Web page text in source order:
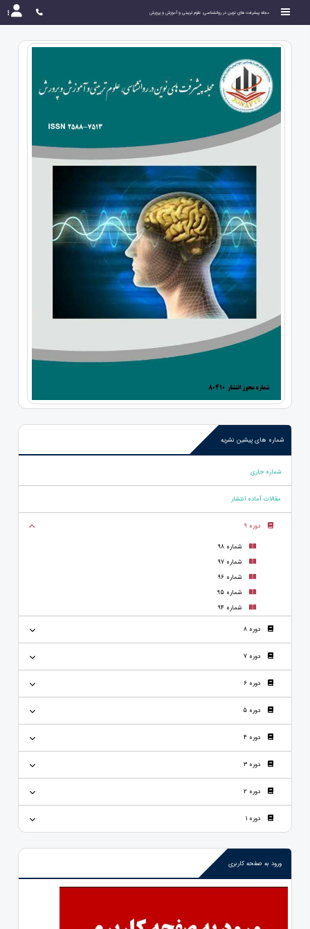
مجله پیشرفت های نوین در روانشناسی، علوم تربیتی و آموزش و پرورش
شماره های پیشین نشریه
شماره جاری
مقالات آماده انتشار
دوره 9
شماره 98
شماره 97
شماره 96
شماره 95
شماره 94
دوره 8
دوره 7
دوره 6
دوره 5
دوره 4
دوره 3
دوره 2
دوره 1
ورود به صفحه کاربری